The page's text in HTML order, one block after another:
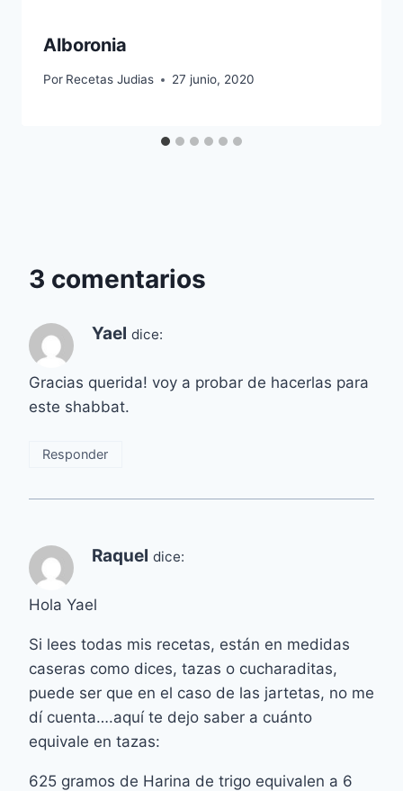
Alboronia
Por Recetas Judias 27 junio, 2020
3 comentarios
Yael dice:
Gracias querida! voy a probar de hacerlas para
este shabbat.
Responder
Raquel dice:
Hola Yael
Si lees todas mis recetas, están en medidas
caseras como dices, tazas o cucharaditas,
puede ser que en el caso de las jartetas, no me
dí cuenta….aquí te dejo saber a cuánto
equivale en tazas:
625 gramos de Harina de trigo equivalen a 6